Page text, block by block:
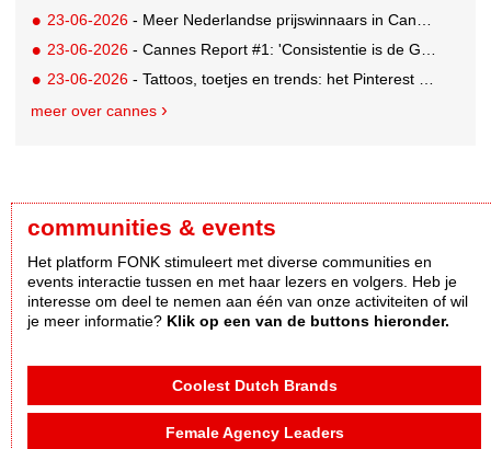
23-06-2026 - Meer Nederlandse prijswinnaars in Cannes: Brons en Zilver voor GUT
23-06-2026 - Cannes Report #1: 'Consistentie is de GOAT'
23-06-2026 - Tattoos, toetjes en trends: het Pinterest Manifestival zet inspiratie om in iets tastbaars
meer over cannes
communities & events
Het platform FONK stimuleert met diverse communities en
events interactie tussen en met haar lezers en volgers. Heb je
interesse om deel te nemen aan één van onze activiteiten of wil
je meer informatie? Klik op een van de buttons hieronder.
Coolest Dutch Brands
Female Agency Leaders